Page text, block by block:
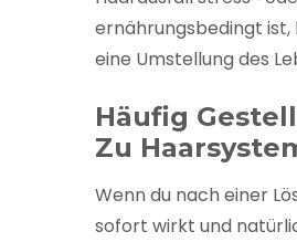
ernährungsbedingt
eine Umstellung des
Häufig
Zu
Wenn du nach einer
sofort wirkt und